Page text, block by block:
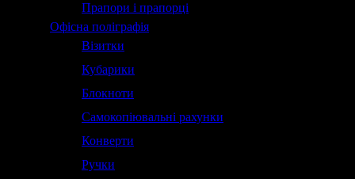
Прапори і прапорці
Офісна поліграфія
Візитки
Кубарики
Блокноти
Самокопіювальні рахунки
Конверти
Ручки